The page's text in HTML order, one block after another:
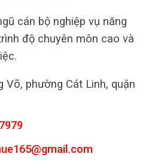
cán bộ nghiệp vụ năng
độ chuyên môn cao và
Võ, phường Cát Linh, quận